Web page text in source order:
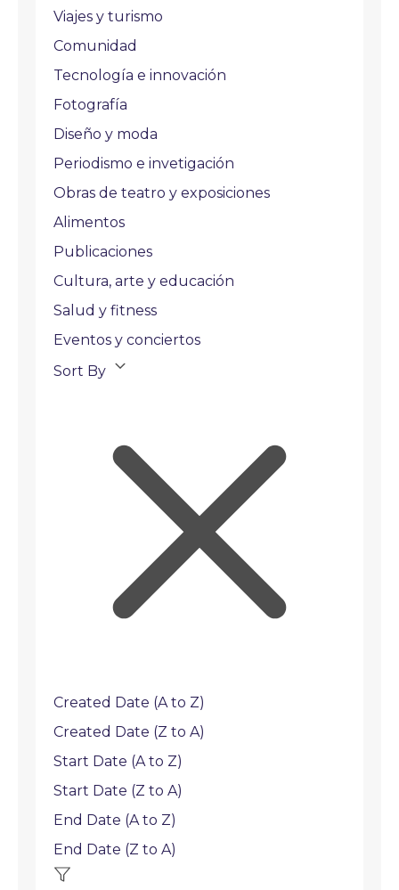
Viajes y turismo
Comunidad
Tecnología e innovación
Fotografía
Diseño y moda
Periodismo e invetigación
Obras de teatro y exposiciones
Alimentos
Publicaciones
Cultura, arte y educación
Salud y fitness
Eventos y conciertos
Sort By
Created Date (A to Z)
Created Date (Z to A)
Start Date (A to Z)
Start Date (Z to A)
End Date (A to Z)
End Date (Z to A)